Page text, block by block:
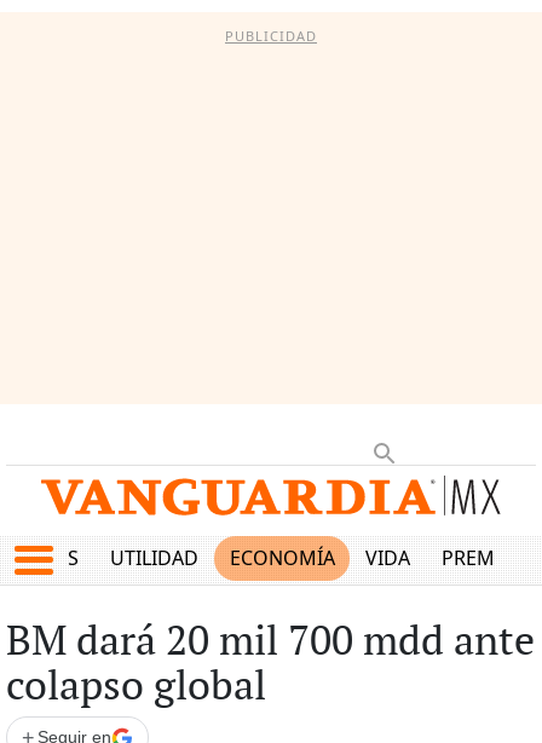
PUBLICIDAD
UTILIDAD ECONOMÍA VIDA PREMIUM
BM dará 20 mil 700 mdd ante
colapso global
+ Seguir en